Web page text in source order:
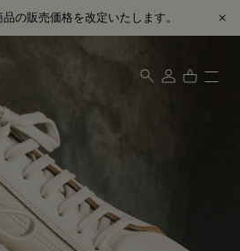
品の販売価格を改定いたします。